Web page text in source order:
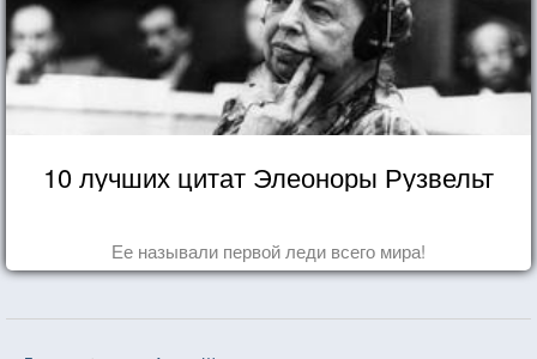
10 лучших цитат Элеоноры Рузвельт
Ее называли первой леди всего мира!